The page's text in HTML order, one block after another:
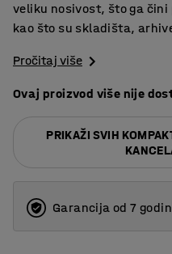
veliku nosivost, što ga
kao što su skladišta,
Pročitaj više
Ovaj proizvod više nije
PRIKAŽI SVIH
Garancija od 7